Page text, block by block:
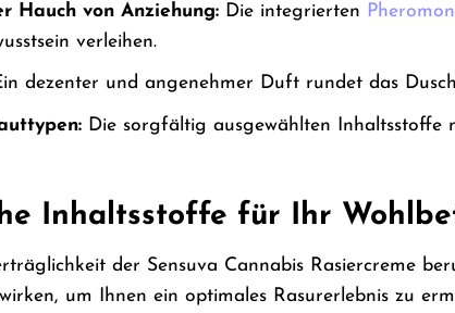
Hauch von Anziehung:Die integrierten
verleihen.
dezenter und angenehmer Duft rundet das
Die sorgfältig ausgewählten Inhaltsstoffe
Inhaltsstoffe für Ihr
der Sensuva Cannabis Rasiercreme
um Ihnen ein optimales Rasurerlebnis zu